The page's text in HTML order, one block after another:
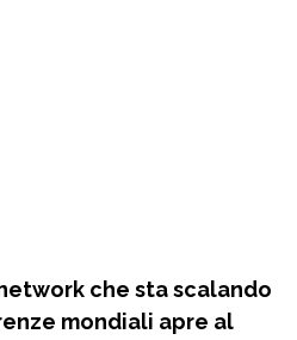
che sta scalando
mondiali apre al